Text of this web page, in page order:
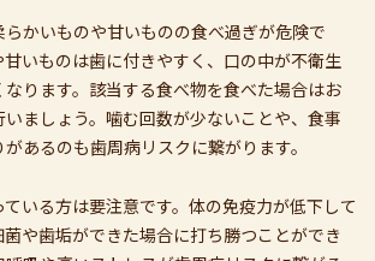
かいものや甘いものの食べ過ぎが危険で
いものは歯に付きやすく、口の中が不衛生
ります。該当する食べ物を食べた場合はお
ましょう。噛む回数が少ないことや、食事
あるのも歯周病リスクに繋がります。
いる方は要注意です。体の免疫力が低下して
や歯垢ができた場合に打ち勝つことができ